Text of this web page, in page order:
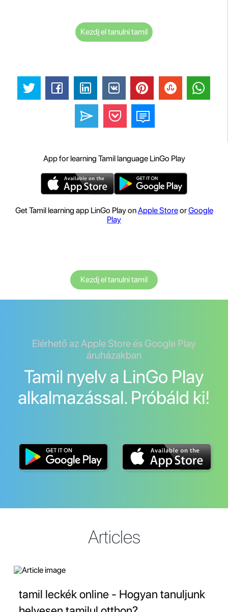
Kezdj el tanulni tamil
App for learning Tamil language LinGo Play
Get Tamil learning app LinGo Play onApple StoreorGoogle
Play
Kezdj el tanulni tamil
Elérhető az Apple Store és Google Play
áruházakban
Tamil nyelv a LinGo Play
alkalmazással. Próbáld ki!
Articles
tamil leckék online - Hogyan tanuljunk